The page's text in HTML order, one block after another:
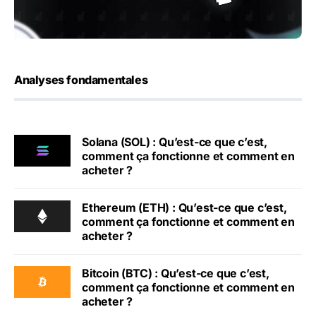
Analyses fondamentales
Solana (SOL) : Qu’est-ce que c’est,
comment ça fonctionne et comment en
acheter ?
Ethereum (ETH) : Qu’est-ce que c’est,
comment ça fonctionne et comment en
acheter ?
Bitcoin (BTC) : Qu’est-ce que c’est,
comment ça fonctionne et comment en
acheter ?